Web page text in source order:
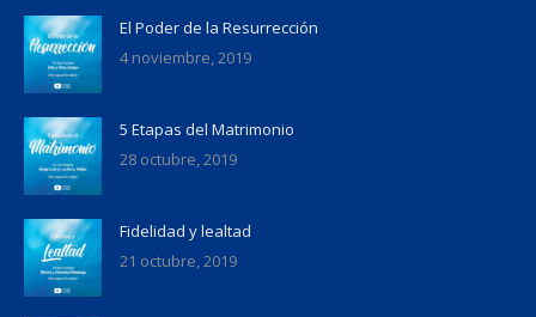
El Poder de la Resurrección
4 noviembre, 2019
5 Etapas del Matrimonio
28 octubre, 2019
Fidelidad y lealtad
21 octubre, 2019